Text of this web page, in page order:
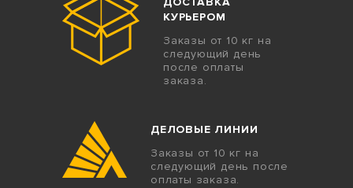
КУРЬЕРОМ
Заказы от 10 кг на
следующий день
после оплаты
заказа.
ДЕЛОВЫЕ ЛИНИИ
Заказы от 10 кг на
следующий день после
оплаты заказа.